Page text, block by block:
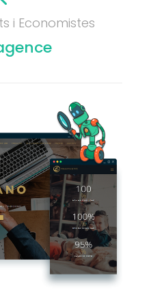
i Economistes